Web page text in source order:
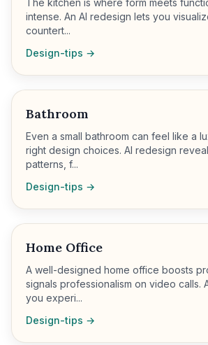
The kitchen is where form meets
intense. An AI redesign lets you
countert...
Design-tips →
Bathroom
Even a small bathroom can feel like a
right design choices. AI redesign
patterns, f...
Design-tips →
Home Office
A well-designed home office boosts
signals professionalism on video calls.
you experi...
Design-tips →